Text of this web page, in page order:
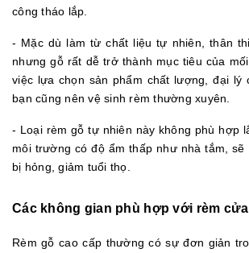
công tháo lắp.
- Mặc dù làm từ chất liệu tự nhiên, thân
nhưng gỗ rất dễ trở thành mục tiêu của
việc lựa chọn sản phẩm chất lượng, đại lý
bạn cũng nên vệ sinh rèm thường xuyên.
- Loại rèm gỗ tự nhiên này không phù hợp
môi trường có độ ẩm thấp như nhà tắm, sẽ
bị hỏng, giảm tuổi thọ.
Các không gian phù hợp với rèm
Rèm gỗ cao cấp thường có sự đơn giản